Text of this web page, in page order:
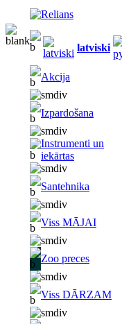
latviski
Akcija
Izpardošana
Instrumenti un
iekārtas
Santehnika
Viss MĀJAI
Zoo preces
Viss DĀRZAM